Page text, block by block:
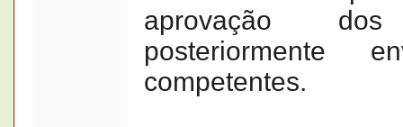
aprovação
posteriormente
competentes.